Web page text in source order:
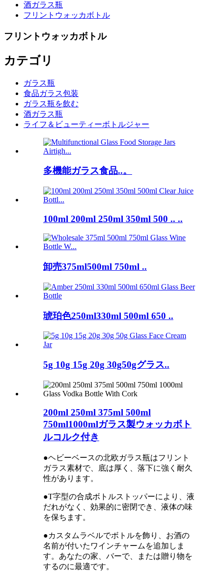
酒ガラス瓶
フリントウォッカボトル
フリントウォッカボトル
カテゴリ
ガラス瓶
食品ガラス包装
ガラス瓶を飲む
酒ガラス瓶
ライフ＆ビューティーボトルジャー
多機能ガラス食品..。
100ml 200ml 250ml 350ml 500 .. ..
卸売375ml500ml 750ml ..
琥珀色250ml330ml 500ml 650 ..
5g 10g 15g 20g 30g50gグラス..
200ml 250ml 375ml 500ml
750ml1000mlガラス製ウォッカボト
ルコルク付き
●ヘビーベースの北欧ガラス瓶はフリント
ガラス素材で、底は厚く、落下に強く耐久
性があります。
●T字型の合成ボトルストッパーにより、液
だれがなく、効果的に密閉でき、液体の味
を保ちます。
●カスタムラベルでボトルを飾り、お酒の
名前が付いたワインチャームを追加しま
す。あなたの家、バーで、または贈り物を
するのに最適です。